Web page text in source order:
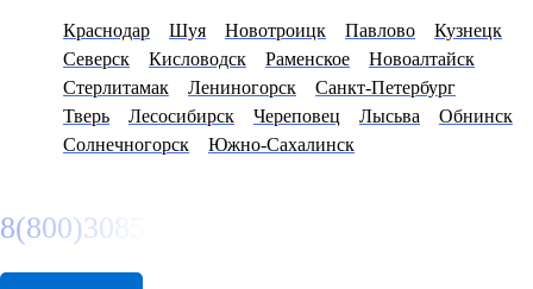
Краснодар Шуя Новотроицк Павлово
Кузнецк
Северск
Кисловодск Раменское
Новоалтайск
Стерлитамак
Лениногорск
Санкт-Петербург
Тверь
Лесосибирск Череповец Лысьва
Обнинск
Солнечногорск
Южно-Сахалинск
8(800)3085303